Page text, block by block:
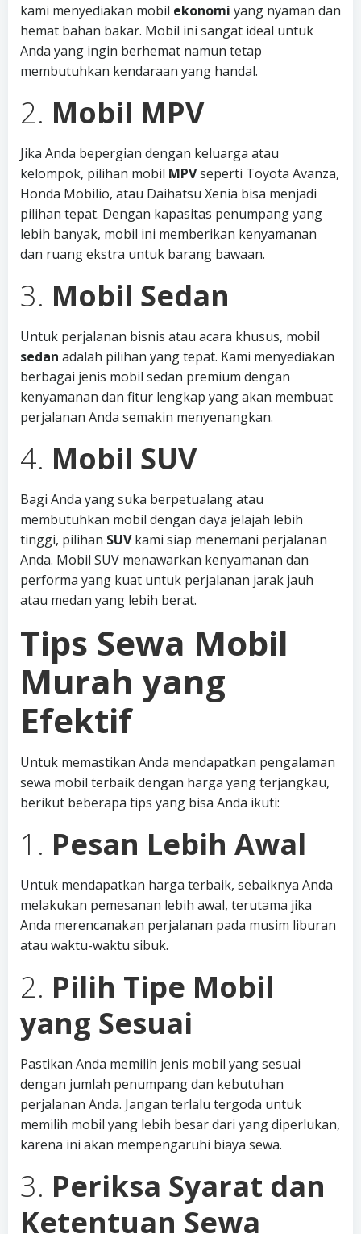
kami menyediakan mobil ekonomi yang nyaman dan
hemat bahan bakar. Mobil ini sangat ideal untuk
Anda yang ingin berhemat namun tetap
membutuhkan kendaraan yang handal.
2. Mobil MPV
Jika Anda bepergian dengan keluarga atau
kelompok, pilihan mobil MPVseperti Toyota Avanza,
Honda Mobilio, atau Daihatsu Xenia bisa menjadi
pilihan tepat. Dengan kapasitas penumpang yang
lebih banyak, mobil ini memberikan kenyamanan
dan ruang ekstra untuk barang bawaan.
3. Mobil Sedan
Untuk perjalanan bisnis atau acara khusus, mobil
sedan adalah pilihan yang tepat. Kami menyediakan
berbagai jenis mobil sedan premium dengan
kenyamanan dan fitur lengkap yang akan membuat
perjalanan Anda semakin menyenangkan.
4. Mobil SUV
Bagi Anda yang suka berpetualang atau
membutuhkan mobil dengan daya jelajah lebih
tinggi, pilihan SUVkami siap menemani perjalanan
Anda. Mobil SUV menawarkan kenyamanan dan
performa yang kuat untuk perjalanan jarak jauh
atau medan yang lebih berat.
Tips Sewa Mobil
Murah yang
Efektif
Untuk memastikan Anda mendapatkan pengalaman
sewa mobil terbaik dengan harga yang terjangkau,
berikut beberapa tips yang bisa Anda ikuti:
1. Pesan Lebih Awal
Untuk mendapatkan harga terbaik, sebaiknya Anda
melakukan pemesanan lebih awal, terutama jika
Anda merencanakan perjalanan pada musim liburan
atau waktu-waktu sibuk.
2. Pilih Tipe Mobil
yang Sesuai
Pastikan Anda memilih jenis mobil yang sesuai
dengan jumlah penumpang dan kebutuhan
perjalanan Anda. Jangan terlalu tergoda untuk
memilih mobil yang lebih besar dari yang diperlukan,
karena ini akan mempengaruhi biaya sewa.
3. Periksa Syarat dan
Ketentuan Sewa